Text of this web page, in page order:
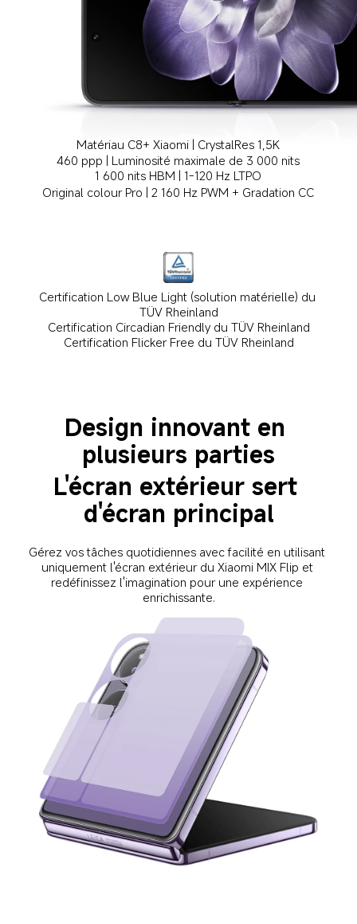
Matériau C8+ Xiaomi | CrystalRes 1,5K
460 ppp | Luminosité maximale de 3 000 nits
1 600 nits HBM | 1-120 Hz LTPO
Original colour Pro | 2 160 Hz PWM + Gradation CC
Certification Low Blue Light (solution matérielle) du
TÜV Rheinland
Certification Circadian Friendly du TÜV Rheinland
Certification Flicker Free du TÜV Rheinland
Design innovant en
plusieurs parties
L'écran extérieur sert
d'écran principal
Gérez vos tâches quotidiennes avec facilité en utilisant
uniquement l'écran extérieur du Xiaomi MIX Flip et
redéfinissez l'imagination pour une expérience
enrichissante.